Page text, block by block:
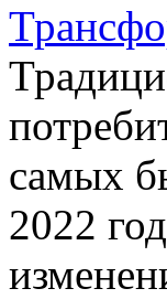
самых
2022